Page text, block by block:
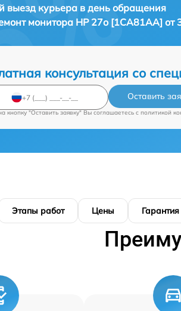
выезд курьера в день обращения
монитора HP 27o [1CA81AA] от
консультация со
Оставить
кнопку "Оставить заявку" Вы соглашаетесь c политикой
Этапы работ Цены Гарантия